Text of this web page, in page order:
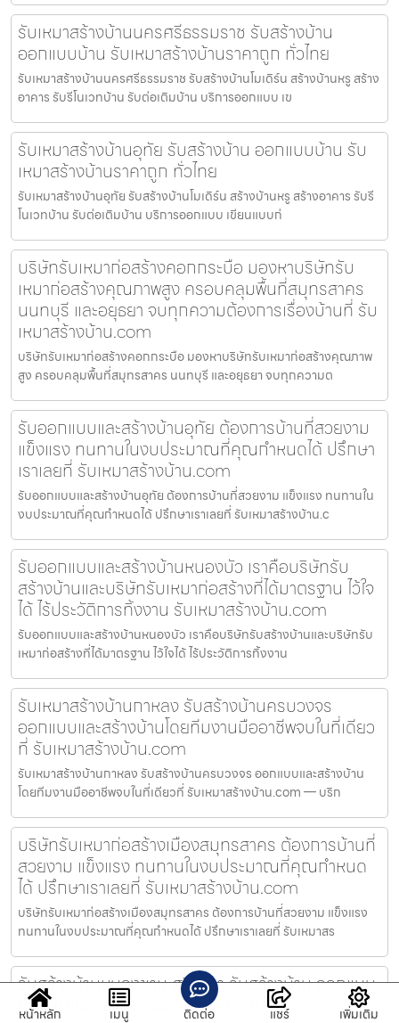
รับเหมาสร้างบ้านนครศรีธรรมราช รับสร้างบ้าน
ออกแบบบ้าน รับเหมาสร้างบ้านราคาถูก ทั่วไทย
รับเหมาสร้างบ้านนครศรีธรรมราช รับสร้างบ้านโมเดิร์น สร้างบ้านหรู สร้าง
อาคาร รับรีโนเวทบ้าน รับต่อเติมบ้าน บริการออกแบบ เข
รับเหมาสร้างบ้านอุทัย รับสร้างบ้าน ออกแบบบ้าน รับ
เหมาสร้างบ้านราคาถูก ทั่วไทย
รับเหมาสร้างบ้านอุทัย รับสร้างบ้านโมเดิร์น สร้างบ้านหรู สร้างอาคาร รับรี
โนเวทบ้าน รับต่อเติมบ้าน บริการออกแบบ เขียนแบบก่
บริษัทรับเหมาก่อสร้างคอกกระบือ มองหาบริษัทรับ
เหมาก่อสร้างคุณภาพสูง ครอบคลุมพื้นที่สมุทรสาคร
นนทบุรี และอยุธยา จบทุกความต้องการเรื่องบ้านที่ รับ
เหมาสร้างบ้าน.com
บริษัทรับเหมาก่อสร้างคอกกระบือ มองหาบริษัทรับเหมาก่อสร้างคุณภาพ
สูง ครอบคลุมพื้นที่สมุทรสาคร นนทบุรี และอยุธยา จบทุกความต
รับออกแบบและสร้างบ้านอุทัย ต้องการบ้านที่สวยงาม
แข็งแรง ทนทานในงบประมาณที่คุณกำหนดได้ ปรึกษา
เราเลยที่ รับเหมาสร้างบ้าน.com
รับออกแบบและสร้างบ้านอุทัย ต้องการบ้านที่สวยงาม แข็งแรง ทนทานใน
งบประมาณที่คุณกำหนดได้ ปรึกษาเราเลยที่ รับเหมาสร้างบ้าน.c
รับออกแบบและสร้างบ้านหนองบัว เราคือบริษัทรับ
สร้างบ้านและบริษัทรับเหมาก่อสร้างที่ได้มาตรฐาน ไว้ใจ
ได้ ไร้ประวัติการทิ้งงาน รับเหมาสร้างบ้าน.com
รับออกแบบและสร้างบ้านหนองบัว เราคือบริษัทรับสร้างบ้านและบริษัทรับ
เหมาก่อสร้างที่ได้มาตรฐาน ไว้ใจได้ ไร้ประวัติการทิ้งงาน
รับเหมาสร้างบ้านกาหลง รับสร้างบ้านครบวงจร
ออกแบบและสร้างบ้านโดยทีมงานมืออาชีพจบในที่เดียว
ที่ รับเหมาสร้างบ้าน.com
รับเหมาสร้างบ้านกาหลง รับสร้างบ้านครบวงจร ออกแบบและสร้างบ้าน
โดยทีมงานมืออาชีพจบในที่เดียวที่ รับเหมาสร้างบ้าน.com — บริก
บริษัทรับเหมาก่อสร้างเมืองสมุทรสาคร ต้องการบ้านที่
สวยงาม แข็งแรง ทนทานในงบประมาณที่คุณกำหนด
ได้ ปรึกษาเราเลยที่ รับเหมาสร้างบ้าน.com
บริษัทรับเหมาก่อสร้างเมืองสมุทรสาคร ต้องการบ้านที่สวยงาม แข็งแรง
ทนทานในงบประมาณที่คุณกำหนดได้ ปรึกษาเราเลยที่ รับเหมาสร
รับสร้างบ้านหนองขาม ศรีราชา รับสร้างบ้าน ออกแบบ
บ้าน รับเหมาสร้างบ้านราคาถูก ทั่วไทย
หน้าหลัก เมนู ติดต่อ แชร์ เพิ่มเติม